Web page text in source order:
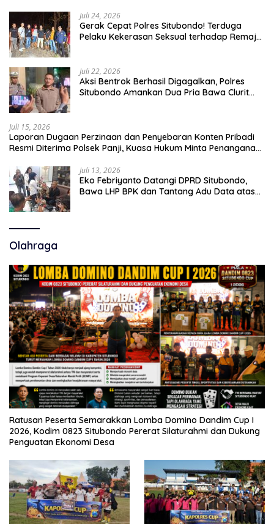
Juli 24, 2026
Gerak Cepat Polres Situbondo! Terduga
Pelaku Kekerasan Seksual terhadap Remaja
Juli 22, 2026
Aksi Bentrok Berhasil Digagalkan, Polres
Situbondo Amankan Dua Pria Bawa Clurit
Juli 15, 2026
Laporan Dugaan Perzinaan dan Penyebaran Konten Pribadi
Resmi Diterima Polsek Panji, Kuasa Hukum Minta Penanganan
Juli 13, 2026
Eko Febriyanto Datangi DPRD Situbondo,
Bawa LHP BPK dan Tantang Adu Data atas
Olahraga
Ratusan Peserta Semarakkan Lomba Domino Dandim Cup I
2026, Kodim 0823 Situbondo Pererat Silaturahmi dan Dukung
Penguatan Ekonomi Desa